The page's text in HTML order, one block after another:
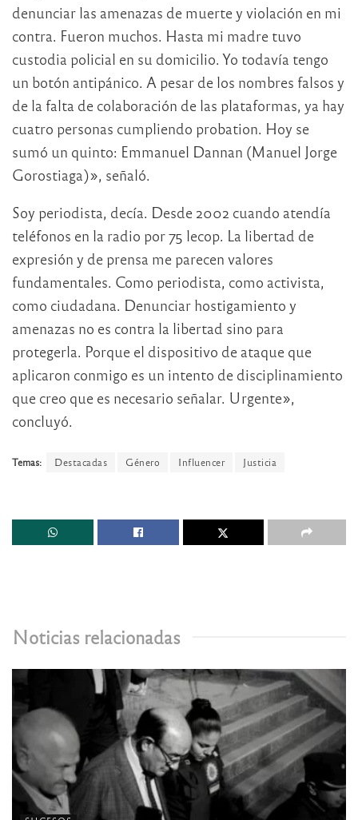
denunciar las amenazas de muerte y violación en mi
contra. Fueron muchos. Hasta mi madre tuvo
custodia policial en su domicilio. Yo todavía tengo
un botón antipánico. A pesar de los nombres falsos y
de la falta de colaboración de las plataformas, ya hay
cuatro personas cumpliendo probation. Hoy se
sumó un quinto: Emmanuel Dannan (Manuel Jorge
Gorostiaga)», señaló.
Soy periodista, decía. Desde 2002 cuando atendía
teléfonos en la radio por 75 lecop. La libertad de
expresión y de prensa me parecen valores
fundamentales. Como periodista, como activista,
como ciudadana. Denunciar hostigamiento y
amenazas no es contra la libertad sino para
protegerla. Porque el dispositivo de ataque que
aplicaron conmigo es un intento de disciplinamiento
que creo que es necesario señalar. Urgente»,
concluyó.
Temas: Destacadas Género Influencer Justicia
Noticias relacionadas